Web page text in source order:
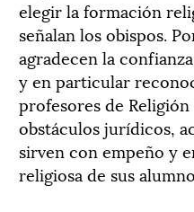
elegir la formación
señalan los obispos.
agradecen la
y en particular
profesores de
obstáculos jurídicos,
sirven con empeño y
religiosa de sus